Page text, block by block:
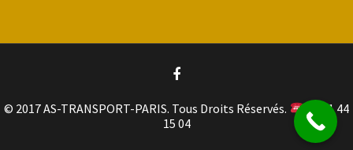
© 2017 AS-TRANSPORT-PARIS. Tous Droits Réservés.
07 61 44
15 04